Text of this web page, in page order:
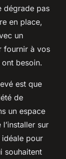
dégrade pas
en place,
un
fournir à vos
besoin.
est que
de
un espace
sur
pour
souhaitent